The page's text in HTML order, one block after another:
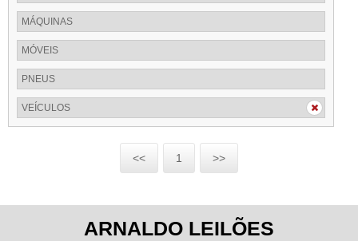
MÁQUINAS
MÓVEIS
PNEUS
VEÍCULOS
<< 1 >>
ARNALDO LEILÕES